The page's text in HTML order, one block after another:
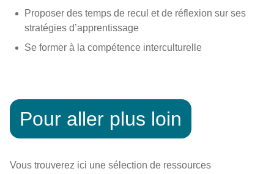
Proposer des temps de recul et de réflexion sur ses
stratégies d’apprentissage
Se former à la compétence interculturelle
Pour aller plus loin
Vous trouverez ici une sélection de ressources